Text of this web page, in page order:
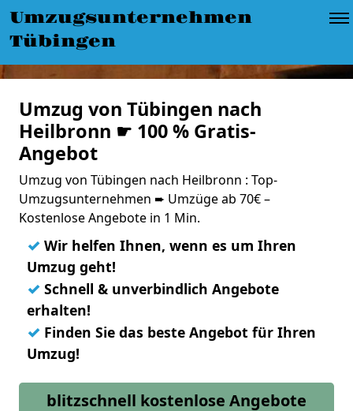
Umzugsunternehmen
Tübingen
Umzug von Tübingen nach
Heilbronn ☛ 100 % Gratis-
Angebot
Umzug von Tübingen nach Heilbronn : Top-
Umzugsunternehmen ➨ Umzüge ab 70€ –
Kostenlose Angebote in 1 Min.
✓ Wir helfen Ihnen, wenn es um Ihren
Umzug geht!
✓ Schnell & unverbindlich Angebote
erhalten!
✓ Finden Sie das beste Angebot für Ihren
Umzug!
blitzschnell kostenlose Angebote